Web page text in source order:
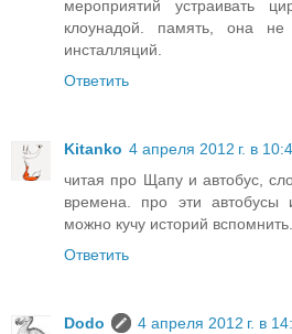
мероприятий устраивать
клоунадой. память, она
инсталляций.
Ответить
Kitanko 4 апреля 2012 г. в
читая про Щапу и автобус,
времена. про эти
можно кучу историй вспомнить.
Ответить
Dodo
4 апреля 2012 г. в